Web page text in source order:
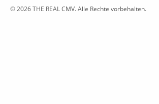
© 2026THE REAL CMV. Alle Rechte vorbehalten.